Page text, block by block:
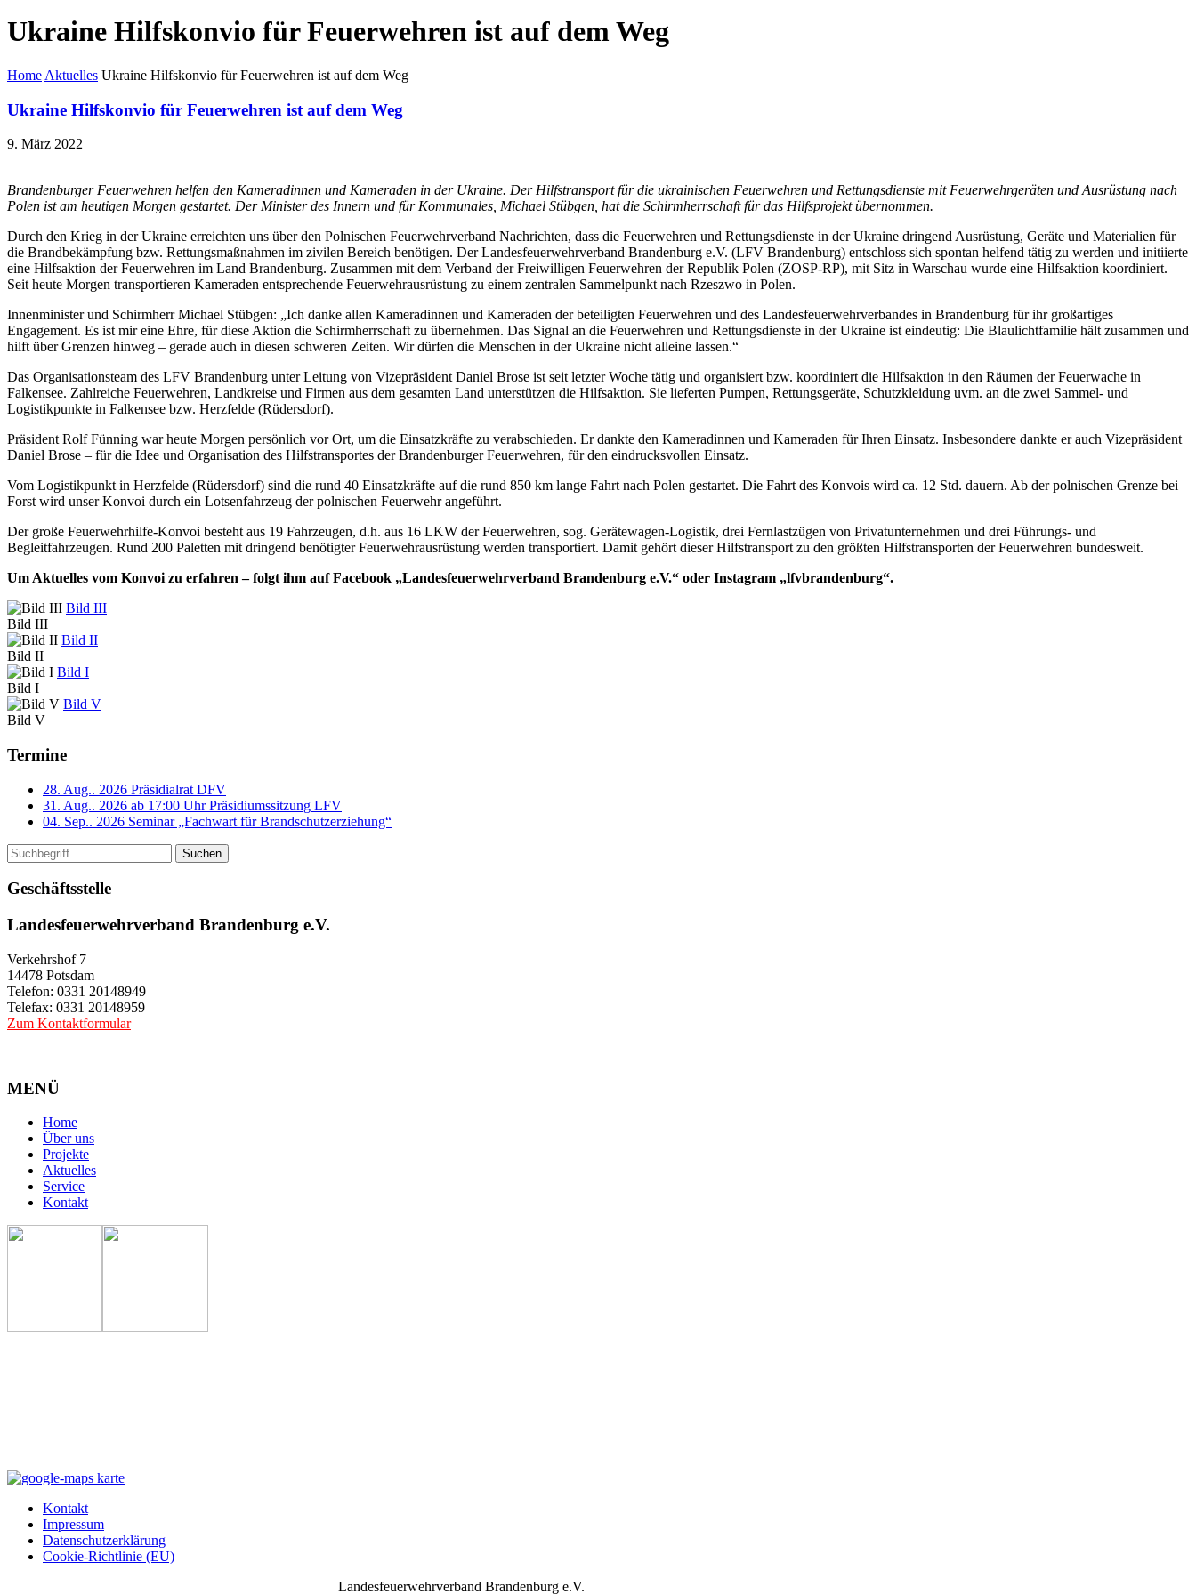
Ukraine Hilfskonvio für Feuerwehren ist auf dem Weg
Home Aktuelles Ukraine Hilfskonvio für Feuerwehren ist auf dem Weg
Ukraine Hilfskonvio für Feuerwehren ist auf dem Weg
9. März 2022
Brandenburger Feuerwehren helfen den Kameradinnen und Kameraden in der Ukraine. Der Hilfstransport für die ukrainischen Feuerwehren und Rettungsdienste mit Feuerwehrgeräten und Ausrüstung nach
Polen ist am heutigen Morgen gestartet. Der Minister des Innern und für Kommunales, Michael Stübgen, hat die Schirmherrschaft für das Hilfsprojekt übernommen.
Durch den Krieg in der Ukraine erreichten uns über den Polnischen Feuerwehrverband Nachrichten, dass die Feuerwehren und Rettungsdienste in der Ukraine dringend Ausrüstung, Geräte und Materialien für
die Brandbekämpfung bzw. Rettungsmaßnahmen im zivilen Bereich benötigen. Der Landesfeuerwehrverband Brandenburg e.V. (LFV Brandenburg) entschloss sich spontan helfend tätig zu werden und initiierte
eine Hilfsaktion der Feuerwehren im Land Brandenburg. Zusammen mit dem Verband der Freiwilligen Feuerwehren der Republik Polen (ZOSP-RP), mit Sitz in Warschau wurde eine Hilfsaktion koordiniert.
Seit heute Morgen transportieren Kameraden entsprechende Feuerwehrausrüstung zu einem zentralen Sammelpunkt nach Rzeszwo in Polen.
Innenminister und Schirmherr Michael Stübgen: „Ich danke allen Kameradinnen und Kameraden der beteiligten Feuerwehren und des Landesfeuerwehrverbandes in Brandenburg für ihr großartiges
Engagement. Es ist mir eine Ehre, für diese Aktion die Schirmherrschaft zu übernehmen. Das Signal an die Feuerwehren und Rettungsdienste in der Ukraine ist eindeutig: Die Blaulichtfamilie hält zusammen und
hilft über Grenzen hinweg – gerade auch in diesen schweren Zeiten. Wir dürfen die Menschen in der Ukraine nicht alleine lassen.“
Das Organisationsteam des LFV Brandenburg unter Leitung von Vizepräsident Daniel Brose ist seit letzter Woche tätig und organisiert bzw. koordiniert die Hilfsaktion in den Räumen der Feuerwache in
Falkensee. Zahlreiche Feuerwehren, Landkreise und Firmen aus dem gesamten Land unterstützen die Hilfsaktion. Sie lieferten Pumpen, Rettungsgeräte, Schutzkleidung uvm. an die zwei Sammel- und
Logistikpunkte in Falkensee bzw. Herzfelde (Rüdersdorf).
Präsident Rolf Fünning war heute Morgen persönlich vor Ort, um die Einsatzkräfte zu verabschieden. Er dankte den Kameradinnen und Kameraden für Ihren Einsatz. Insbesondere dankte er auch Vizepräsident
Daniel Brose – für die Idee und Organisation des Hilfstransportes der Brandenburger Feuerwehren, für den eindrucksvollen Einsatz.
Vom Logistikpunkt in Herzfelde (Rüdersdorf) sind die rund 40 Einsatzkräfte auf die rund 850 km lange Fahrt nach Polen gestartet. Die Fahrt des Konvois wird ca. 12 Std. dauern. Ab der polnischen Grenze bei
Forst wird unser Konvoi durch ein Lotsenfahrzeug der polnischen Feuerwehr angeführt.
Der große Feuerwehrhilfe-Konvoi besteht aus 19 Fahrzeugen, d.h. aus 16 LKW der Feuerwehren, sog. Gerätewagen-Logistik, drei Fernlastzügen von Privatunternehmen und drei Führungs- und
Begleitfahrzeugen. Rund 200 Paletten mit dringend benötigter Feuerwehrausrüstung werden transportiert. Damit gehört dieser Hilfstransport zu den größten Hilfstransporten der Feuerwehren bundesweit.
Um Aktuelles vom Konvoi zu erfahren – folgt ihm auf Facebook „Landesfeuerwehrverband Brandenburg e.V.“ oder Instagram „lfvbrandenburg“.
Bild III
Bild III
Bild II
Bild II
Bild I
Bild I
Bild V
Bild V
Termine
28. Aug.. 2026 Präsidialrat DFV
31. Aug.. 2026 ab 17:00 Uhr Präsidiumssitzung LFV
04. Sep.. 2026 Seminar „Fachwart für Brandschutzerziehung“
Suchen
Geschäftsstelle
Landesfeuerwehrverband Brandenburg e.V.
Verkehrshof 7
14478 Potsdam
Telefon: 0331 20148949
Telefax: 0331 20148959
Zum Kontaktformular
MENÜ
Home
Über uns
Projekte
Aktuelles
Service
Kontakt
Kontakt
Impressum
Datenschutzerklärung
Cookie-Richtlinie (EU)
Landesfeuerwehrverband Brandenburg e.V.